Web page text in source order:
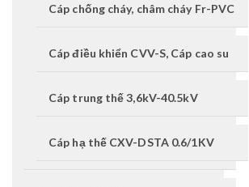
Cáp chống cháy, châm cháy Fr-PVC
Cáp điều khiển CVV-S, Cáp cao su
Cáp trung thế 3,6kV-40.5kV
Cáp hạ thế CXV-DSTA 0.6/1KV